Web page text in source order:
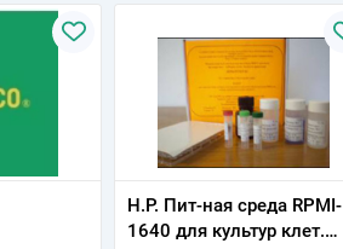
Н.Р. Пит-ная среда RPMI-
1640 для культур клет.